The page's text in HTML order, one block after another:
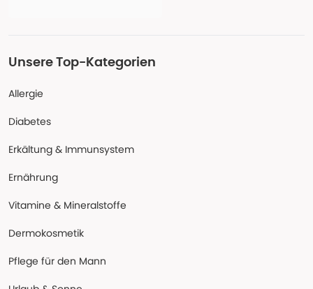
Unsere Top-Kategorien
Allergie
Diabetes
Erkältung & Immunsystem
Ernährung
Vitamine & Mineralstoffe
Dermokosmetik
Pflege für den Mann